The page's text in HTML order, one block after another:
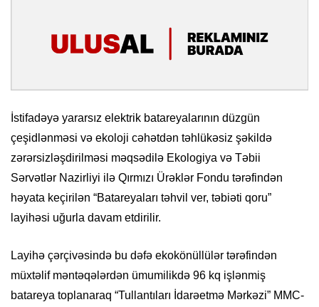
İstifadəyə yararsız elektrik batareyalarının düzgün
çeşidlənməsi və ekoloji cəhətdən təhlükəsiz şəkildə
zərərsizləşdirilməsi məqsədilə Ekologiya və Təbii
Sərvətlər Nazirliyi ilə Qırmızı Ürəklər Fondu tərəfindən
həyata keçirilən “Batareyaları təhvil ver, təbiəti qoru”
layihəsi uğurla davam etdirilir.
Layihə çərçivəsində bu dəfə ekokönüllülər tərəfindən
müxtəlif məntəqələrdən ümumilikdə 96 kq işlənmiş
batareya toplanaraq “Tullantıları İdarəetmə Mərkəzi” MMC-